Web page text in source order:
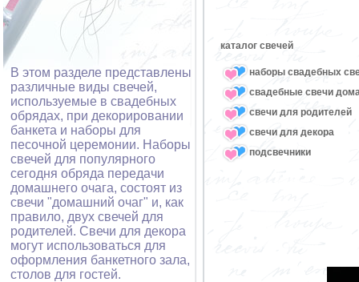
В этом разделе представлены
различные виды свечей,
используемые в свадебных
обрядах, при декорировании
банкета и наборы для
песочной церемонии. Наборы
свечей для популярного
сегодня обряда передачи
домашнего очага, состоят из
свечи "домашний очаг" и, как
правило, двух свечей для
родителей. Свечи для декора
могут использоваться для
оформления банкетного зала,
столов для гостей.
каталог свечей
наборы свадебных
свадебные свечи
свечи для родителей
свечи для декора
подсвечники